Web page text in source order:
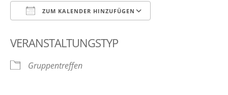
ZUM KALENDER HINZUFÜGEN
VERANSTALTUNGSTYP
Gruppentreffen